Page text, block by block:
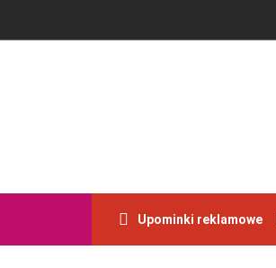
Upominki reklamowe